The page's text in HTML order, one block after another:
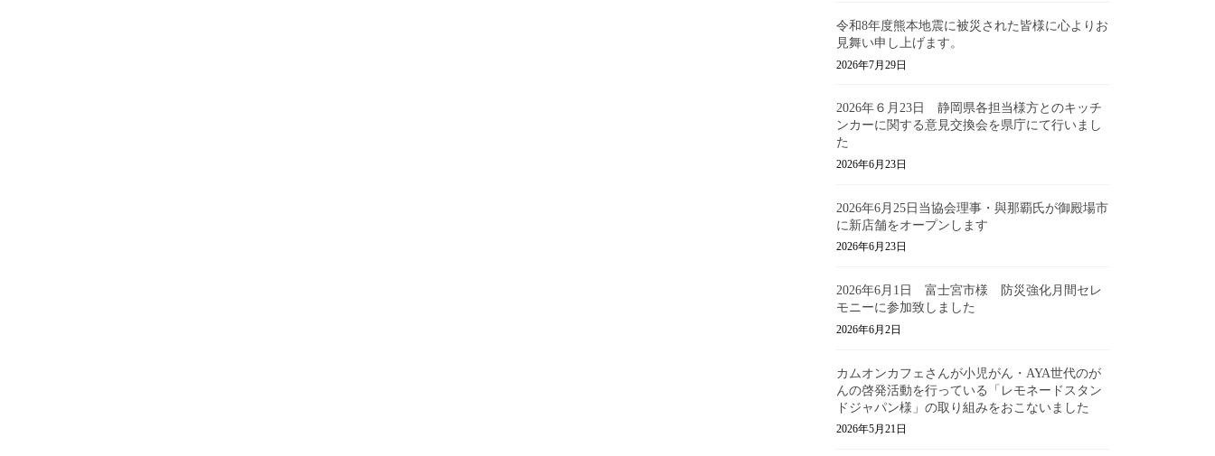
令和8年度熊本地震に被災された皆様に心よりお
見舞い申し上げます。
2026年7月29日
2026年６月23日 静岡県各担当様方とのキッチ
ンカーに関する意見交換会を県庁にて行いまし
た
2026年6月23日
2026年6月25日当協会理事・與那覇氏が御殿場市
に新店舗をオープンします
2026年6月23日
2026年6月1日 富士宮市様 防災強化月間セレ
モニーに参加致しました
2026年6月2日
カムオンカフェさんが小児がん・AYA世代のが
んの啓発活動を行っている「レモネードスタン
ドジャパン様」の取り組みをおこないました
2026年5月21日